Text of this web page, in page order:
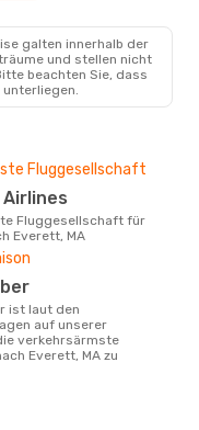
galten innerhalb der
und stellen nicht
beachten Sie, dass
Fluggesellschaft
Airlines
Everett, MA
auf unserer
verkehrsärmste
Everett, MA zu